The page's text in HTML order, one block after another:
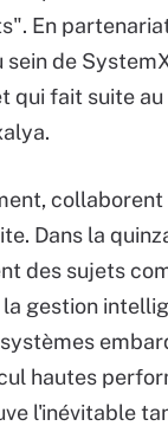
En
de
qui fait suite
Dans la
des sujets
gestion
hautes
l'inévitable